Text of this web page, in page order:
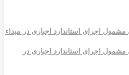
مشمول اجرای استاندارد اجباری در مبداء
مشمول اجرای استاندارد اجباری در